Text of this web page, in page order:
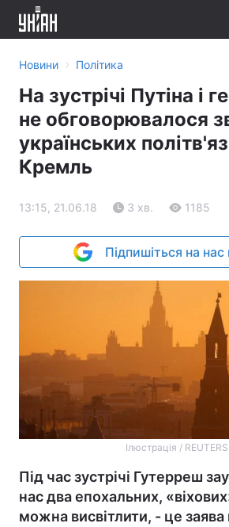
Новини › Політика
На зустрічі Путіна і
не обговорювалося
українських
Кремль
13:15, 21.06.18 3 хв. 1185
Підпишіться на
Ілюстрація / REUTERS
Під час зустрічі Гутерреш
нас два епохальних,
можна висвітлити, - це